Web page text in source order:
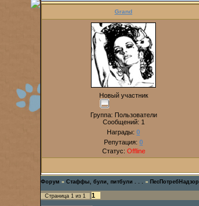
Grand
Новый участник
Группа: Пользователи
Сообщений: 1
Награды: 0
Репутация: 0
Статус: Offline
Форум » Стаффы, були, питбули . . . » ПесПотребНадзор
Страница 1 из 1 1